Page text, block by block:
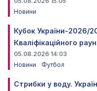
Новини
Кубок України-2026/
Кваліфікаційного
05.08.2026 14:03
Новини
Футбол
Стрибки у воду.